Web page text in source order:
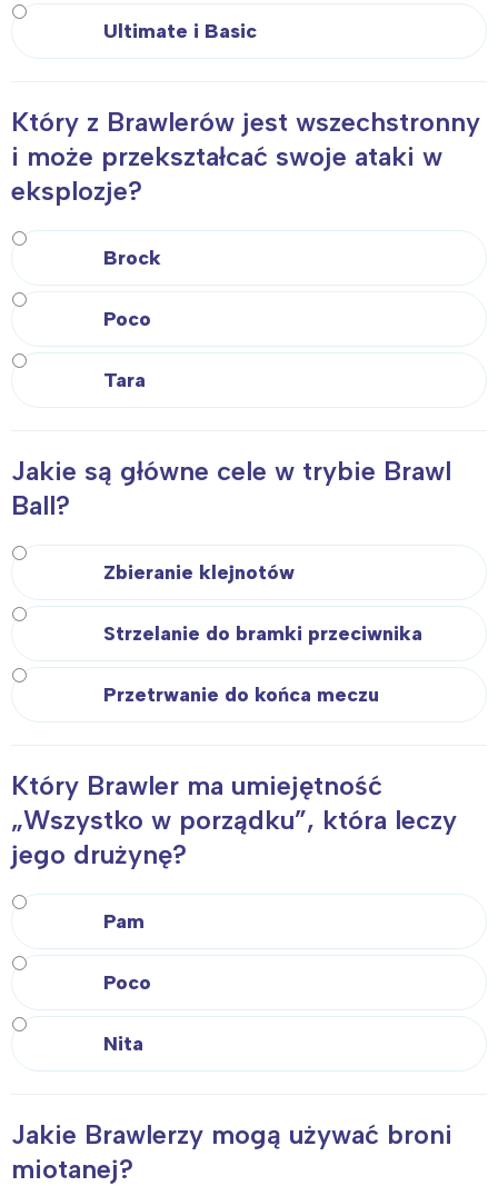
Ultimate i Basic
Który z Brawlerów jest wszechstronny
i może przekształcać swoje ataki w
eksplozje?
Brock
Poco
Tara
Jakie są główne cele w trybie Brawl
Ball?
Zbieranie klejnotów
Strzelanie do bramki przeciwnika
Przetrwanie do końca meczu
Który Brawler ma umiejętność
„Wszystko w porządku”, która leczy
jego drużynę?
Pam
Poco
Nita
Jakie Brawlerzy mogą używać broni
miotanej?